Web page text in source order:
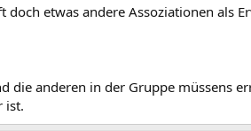
etwas andere Assoziationen als
die anderen in der Gruppe müssens
ist.